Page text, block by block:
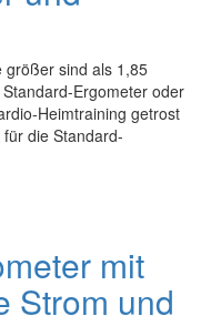
größer sind als 1,85
Ergometer oder
Heimtraining getrost
die Standard-
mit
Strom und